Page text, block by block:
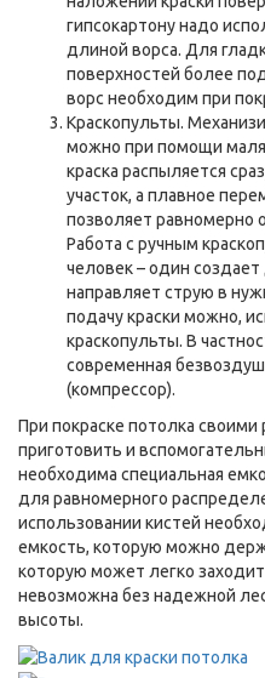
гипсокартону надо
длиной ворса. Для
поверхностей более
ворс необходим при
Краскопульты.
можно при помощи
краска распыляется
участок, а плавное
позволяет равномерно
Работа с ручным
человек – один
направляет струю в
подачу краски можно,
краскопульты. В
современная
(компрессор).
При покраске потолка своими
приготовить и
необходима специальная
для равномерного
использовании кистей
емкость, которую можно
которую может легко
невозможна без надежной
высоты.